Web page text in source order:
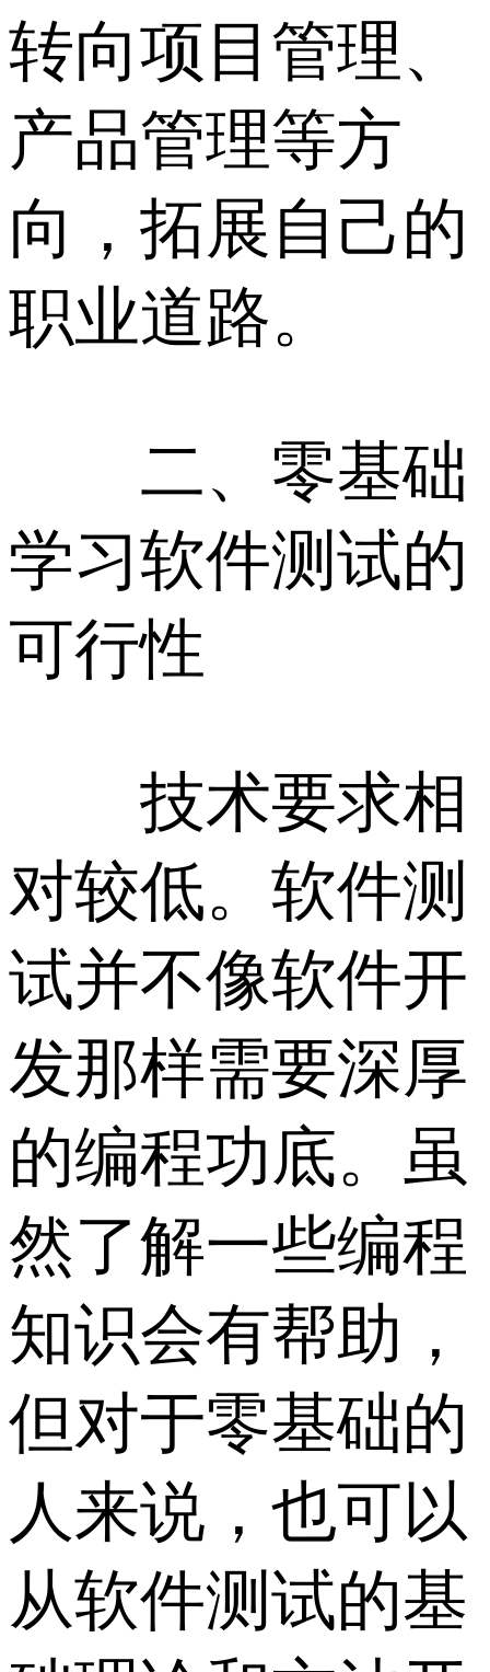
转向项目管理、
产品管理等方
向，拓展自己的
职业道路。
二、零基础
学习软件测试的
可行性
技术要求相
对较低。软件测
试并不像软件开
发那样需要深厚
的编程功底。虽
然了解一些编程
知识会有帮助，
但对于零基础的
人来说，也可以
从软件测试的基